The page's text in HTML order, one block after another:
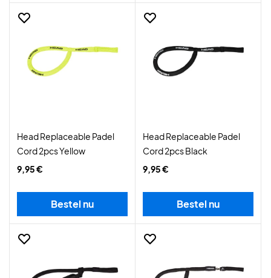
Head Replaceable Padel
Cord 2pcs Yellow
9,95 €
Bestel nu
Head Replaceable Padel
Cord 2pcs Black
9,95 €
Bestel nu